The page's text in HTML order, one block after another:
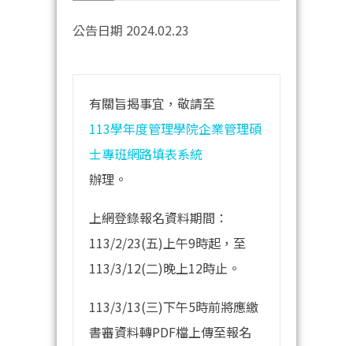
公告日期 2024.02.23
有關旨揭事宜，敬請至
113學年度管理學院企業管理碩
士專班網路填表系統
辦理。
上網登錄報名資料期間：
113/2/23(五)上午9時起，至
113/3/12(二)晚上12時止。
113/3/13(三)下午5時前將應繳
書審資料轉PDF檔上傳至報名